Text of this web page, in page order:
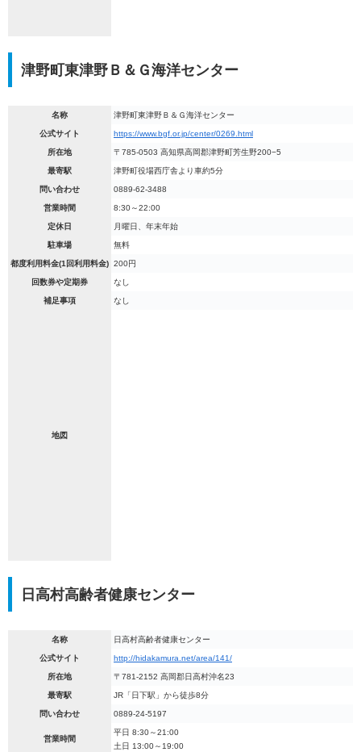
津野町東津野Ｂ＆Ｇ海洋センター
名称 津野町東津野Ｂ＆Ｇ海洋センター
公式サイト https://www.bgf.or.jp/center/0269.html
所在地 〒785-0503 高知県高岡郡津野町芳生野200−5
最寄駅 津野町役場西庁舎より車約5分
問い合わせ 0889-62-3488
営業時間 8:30～22:00
定休日 月曜日、年末年始
駐車場 無料
都度利用料金(1回利用料金) 200円
回数券や定期券 なし
補足事項 なし
地図
日高村高齢者健康センター
名称 日高村高齢者健康センター
公式サイト http://hidakamura.net/area/141/
所在地 〒781-2152 高岡郡日高村沖名23
最寄駅 JR「日下駅」から徒歩8分
問い合わせ 0889-24-5197
営業時間
平日 8:30～21:00
土日 13:00～19:00